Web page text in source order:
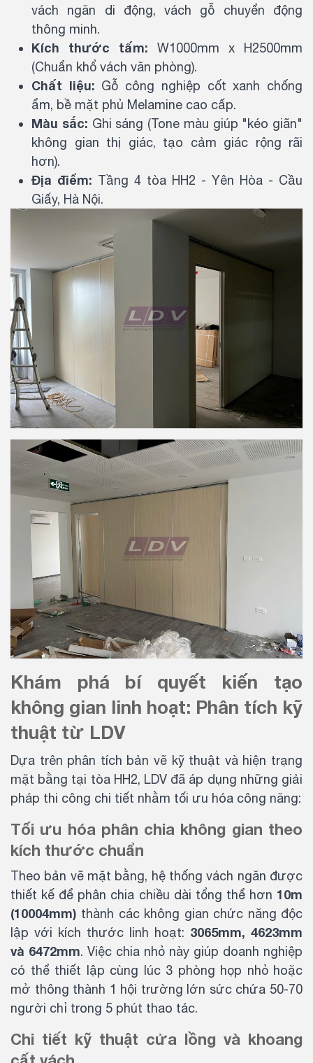
vách ngăn di động, vách gỗ chuyển động
thông minh.
Kích thước tấm: W1000mm x H2500mm
(Chuẩn khổ vách văn phòng).
Chất liệu: Gỗ công nghiệp cốt xanh chống
ẩm, bề mặt phủ Melamine cao cấp.
Màu sắc: Ghi sáng (Tone màu giúp "kéo giãn"
không gian thị giác, tạo cảm giác rộng rãi
hơn).
Địa điểm: Tầng 4 tòa HH2 - Yên Hòa - Cầu
Giấy, Hà Nội.
Khám phá bí quyết kiến tạo
không gian linh hoạt: Phân tích kỹ
thuật từ LDV
Dựa trên phân tích bản vẽ kỹ thuật và hiện trạng
mặt bằng tại tòa HH2, LDV đã áp dụng những giải
pháp thi công chi tiết nhằm tối ưu hóa công năng:
Tối ưu hóa phân chia không gian theo
kích thước chuẩn
Theo bản vẽ mặt bằng, hệ thống vách ngăn được
thiết kế để phân chia chiều dài tổng thể hơn 10m
(10004mm) thành các không gian chức năng độc
lập với kích thước linh hoạt: 3065mm, 4623mm
và 6472mm. Việc chia nhỏ này giúp doanh nghiệp
có thể thiết lập cùng lúc 3 phòng họp nhỏ hoặc
mở thông thành 1 hội trường lớn sức chứa 50-70
người chỉ trong 5 phút thao tác.
Chi tiết kỹ thuật cửa lồng và khoang